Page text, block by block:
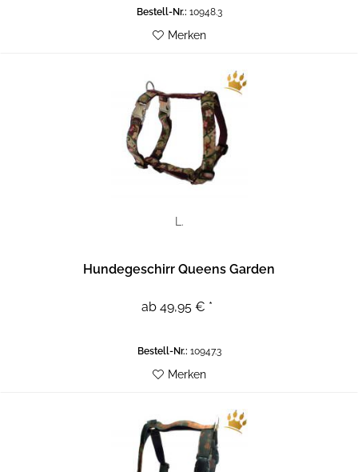
Bestell-Nr.: 10948.3
Merken
L.
Hundegeschirr Queens Garden
ab 49,95 € *
Bestell-Nr.: 10947.3
Merken